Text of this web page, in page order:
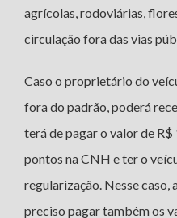
agrícolas, rodoviárias,
circulação fora das vias
Caso o proprietário do
fora do padrão, poderá
terá de pagar o valor de
pontos na CNH e ter o
regularização. Nesse caso,
preciso pagar também os